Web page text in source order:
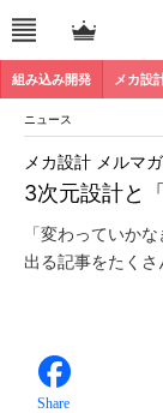
組み込み開発 メカ設
ニュース
3次元設計と
メカ設計 メルマ
「変わっていか
出る記事をたくさ
Share